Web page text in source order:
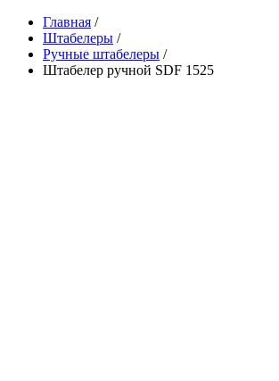
Главная /
Штабелеры /
Ручные штабелеры /
Штабелер ручной SDF 1525